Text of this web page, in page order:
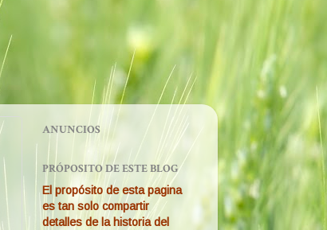
ANUNCIOS
PRÓPOSITO DE ESTE BLOG
El propósito de esta pagina
es tan solo compartir
detalles de la historia del